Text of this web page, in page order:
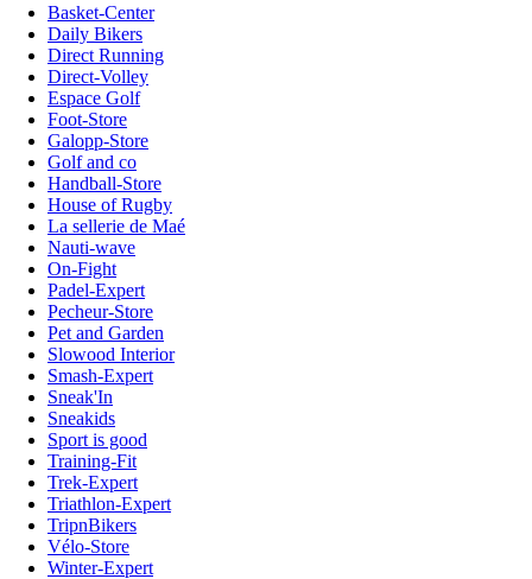
Basket-Center
Daily Bikers
Direct Running
Direct-Volley
Espace Golf
Foot-Store
Galopp-Store
Golf and co
Handball-Store
House of Rugby
La sellerie de Maé
Nauti-wave
On-Fight
Padel-Expert
Pecheur-Store
Pet and Garden
Slowood Interior
Smash-Expert
Sneak'In
Sneakids
Sport is good
Training-Fit
Trek-Expert
Triathlon-Expert
TripnBikers
Vélo-Store
Winter-Expert